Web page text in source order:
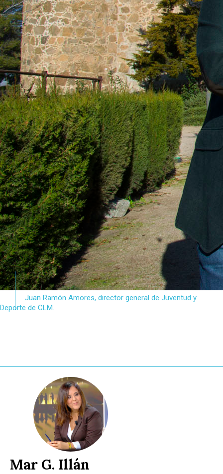
Juan Ramón Amores, director general de Juventud y
Deporte de CLM.
Mar G. Illán
Planeta Rural
Especiales
Política
Galerías